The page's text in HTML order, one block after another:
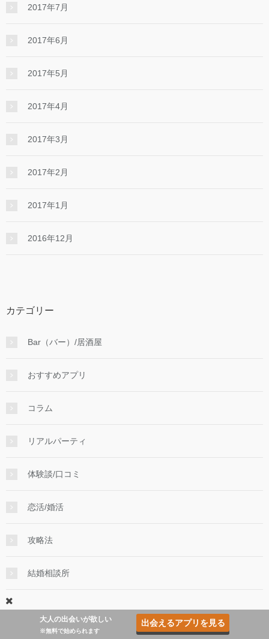
2017年7月
2017年6月
2017年5月
2017年4月
2017年3月
2017年2月
2017年1月
2016年12月
カテゴリー
Bar（バー）/居酒屋
おすすめアプリ
コラム
リアルパーティ
体験談/口コミ
恋活/婚活
攻略法
結婚相談所
大人の出会いが欲しい
※無料で始められます
出会えるアプリを見る